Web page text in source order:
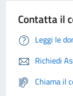
Contatta il
Leggi le
Richiedi
Chiama il